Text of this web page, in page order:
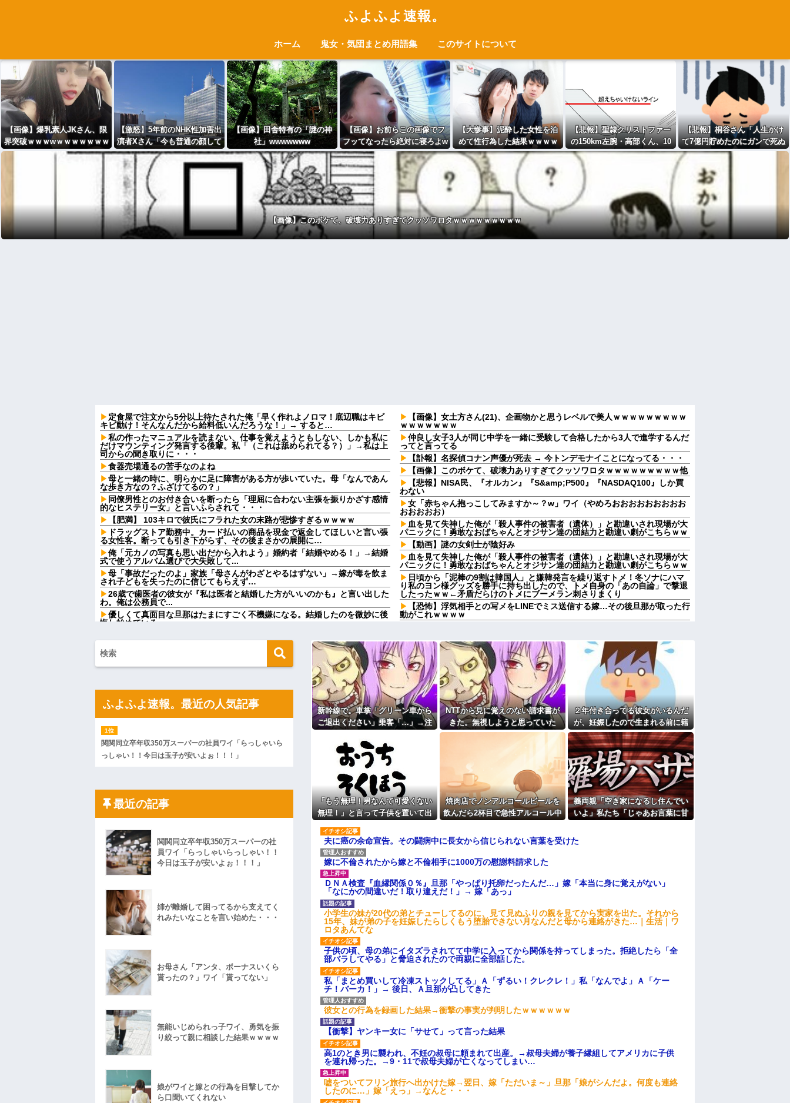
ふよふよ速報。
ホーム 鬼女・気団まとめ用語集 このサイトについて
【画像】爆乳素人JKさん、限
界突破ｗｗｗwｗｗｗｗｗｗｗ
ｗ
【激怒】5年前のNHK性加害出
演者Xさん「今も普通の顔して
芸能活動して
る」・・・・・・・・・
【画像】田舎特有の「謎の神
社」wwwwwww
【画像】お前らこの画像でフ
フッてなったら絶対に寝ろよw
wwwww
【大惨事】泥酔した女性を泊
めて性行為した結果ｗｗｗｗ
ｗｗｗｗｗｗｗｗｗｗｗｗｗ
ｗｗｗ
【悲報】聖隷クリストファー
の150km左腕・高部くん、10
奪三振自責点0で負けるｗｗｗ
【悲報】桐谷さん「人生かけ
て7億円貯めたのにガンで死ぬ
かも。もっと素直に遊べばよ
【画像】このボケて、破壊力ありすぎてクッソワロタｗｗｗｗｗｗｗｗｗ
定食屋で注文から5分以上待たされた俺「早く作れよノロマ！底辺職はキビ
キビ動け！そんなんだから給料低いんだろうな！」→ すると…
私の作ったマニュアルを読まない、仕事を覚えようともしない、しかも私に
だけマウンティング発言する後輩。私「（これは舐められてる？）」→私は上
司からの聞き取りに・・・
食器売場通るの苦手なのよね
母と一緒の時に、明らかに足に障害がある方が歩いていた。母「なんであん
な歩き方なの？ふざけてるの？」
同僚男性とのお付き合いを断ったら「理屈に合わない主張を振りかざす感情
的なヒステリー女」と言いふらされて・・・
【肥満】 103キロで彼氏にフラれた女の末路が悲惨すぎるｗｗｗｗ
ドラッグストア勤務中。カード払いの商品を現金で返金してほしいと言い張
る女性客。断っても引き下がらず、その後まさかの展開に…
俺「元カノの写真も思い出だから入れよう」婚約者「結婚やめる！」→結婚
式で使うアルバム選びで大失敗して...
母「事故だったのよ」家族「母さんがわざとやるはずない」→嫁が毒を飲ま
され子どもを失ったのに信じてもらえず…
26歳で歯医者の彼女が『私は医者と結婚した方がいいのかも』と言い出した
わ。俺は公務員で...
優しくて真面目な旦那はたまにすごく不機嫌になる。結婚したのを微妙に後
悔し始めている
→引っ越した途端、予想外の出来事が待っていて…
【画像】アイドルのオフ会の光景、レベチw w w w w w w w w w w
【画像】宇垣美里「学生時代は全然モテなかったです」←これほんまかぁ？
【速報】ワイ、嫁とのセッ■スが終了したけど質問ある？
【緊急】お笑いジャングルポケット斉藤慎二被告に懲役7年の求刑←これ…
【速報】れいわ新選組さん「いのちの党」に改名ｗｗｗｗｗｗｗｗ
新幹線で。車掌「グリーン車からご退出ください」乗客「…」→注意されて
も動かない乗客を見ていたら、その直後まさかの展開に…
ハードオフに売っていた4万4000円のフィギュアがヤバすぎるｗｗｗｗｗｗ
「こんな高いの？ｗｗ」「逆に超安い」
私「ちょっと、人の家の金庫触らないでよ！」キチママ『そこに金庫があっ
たから、開けてみようとしただけ☆』義兄「泥は出てけ！二度と来るな！」結
私「初めて飲む味だけどなんのお茶？」彼「ちっ！」私「」
【GIF】JSのカンチョーワロタ
後続車にクラクションを鳴らされ彼氏が逆切れ。「何クラクション鳴らして
んだ！降りてこいよ！」と怒鳴りだし...
【衝撃】報酬100万円超の治験募集がこちらｗｗｗｗｗ(※画像あり)
【ネット騒然】惨殺されたタワマン頂き女子のこの動画、すげえええええｗ
ｗｗｗｗｗｗｗｗｗｗ
【愕然】白のクラウン俺氏、高速道路左車線を制限速度で走った結果
百年の恋12-899 食べた量を張り合ってくる
【悲報】佐藤輝明・・・２軍でも盛大にやらかす←あまり悲しませないでく
れ
【画像】女土方さん(21)、企画物かと思うレベルで美人ｗｗｗｗｗｗｗｗｗ
ｗｗｗｗｗｗｗ
仲良し女子3人が同じ中学を一緒に受験して合格したから3人で進学するんだ
ってと言ってる
【訃報】名探偵コナン声優が死去 → 今トンデモナイことになってる・・・
【画像】このボケて、破壊力ありすぎてクッソワロタｗｗｗｗｗｗｗｗｗ他
【悲報】NISA民、『オルカン』『S&amp;P500』『NASDAQ100』しか買
わない
女「赤ちゃん抱っこしてみますか～？w」ワイ（やめろおおおおおおおおお
おおおおお）
血を見て失神した俺が「殺人事件の被害者（遺体）」と勘違いされ現場が大
パニックに！勇敢なおばちゃんとオジサン達の団結力と勘違い劇がこちらｗｗ
【動画】謎の女剣士が陰好み
血を見て失神した俺が「殺人事件の被害者（遺体）」と勘違いされ現場が大
パニックに！勇敢なおばちゃんとオジサン達の団結力と勘違い劇がこちらｗｗ
日頃から「泥棒の9割は韓国人」と嫌韓発言を繰り返すトメ！冬ソナにハマ
り私のヨン様グッズを勝手に持ち出したので、トメ自身の「あの自論」で撃退
したったｗｗ←矛盾だらけのトメにブーメラン刺さりまくり
【恐怖】浮気相手との写メをLINEでミス送信する嫁…その後旦那が取った行
動がこれｗｗｗｗ
石材店事務の面接行ってきたが、募集内容と仕事内容が全然違った。接客と
清掃、草取りとかが仕事ｗ
【画像】このボケて、破壊力ありすぎてクッソワロタｗｗｗｗｗｗｗｗｗ
コトメの結婚式で、知らない間にお祝いの歌を弾き語りする事になってた
旦那の同僚女が旦那の元カノ。なのにしょっちゅうペアで仕事してて遅くま
で残業したり二人で出張に行ったり。なんで「今度の出張は一人で行く」って
嘘つくのかな
休んだ翌日、先輩パートに申し送りあるかと確認したらいきなりキレられ
た。このパートの性格悪くないか？
【速報】専門家「イオンモール熊本の爆心地に”こんなもの”があったんだけ
24歳の嫁に性的な魅力を感じなくなったので離婚したい件
主な税金の成り立ちを調べてみたよ
新幹線で。車掌「グリーン車から
ご退出ください」乗客「…」→注
たら、その直後まさかの展開に…
NTTから見に覚えのない請求書が
きた。無視しようと思っていた
ら、とんでもない事実が判明し
２年付き合ってる彼女がいるんだ
が、妊娠したので生まれる前に籍
を入れたいと言われた。俺は種が
ほぼ無いはずなのに...
「もう無理！男なんて可愛くない
無理！」と言って子供を置いて出
焼肉店でノンアルコールビールを
飲んだら2杯目で急性アルコール中
を巻き込む騒ぎに…
義両親「空き家になるし住んでい
いよ」私たち「じゃあお言葉に甘
夫に癌の余命宣告。その闘病中に長女から信じられない言葉を受けた
嫁に不倫されたから嫁と不倫相手に1000万の慰謝料請求した
ＤＮＡ検査『血縁関係０％』旦那「やっぱり托卵だったんだ…」嫁「本当に身に覚えがない」
「なにかの間違いだ！取り違えだ！」→ 嫁「あっ」
小学生の妹が20代の弟とチューしてるのに、見て見ぬふりの親を見てから実家を出た。それから
15年、妹が弟の子を妊娠したらしくもう堕胎できない月なんだと母から連絡がきた…｜生活｜ワ
ロタあんてな
子供の頃、母の弟にイタズラされてて中学に入ってから関係を持ってしまった。拒絶したら「全
部バラしてやる」と脅迫されたので両親に全部話した。
私「まとめ買いして冷凍ストックしてる」Ａ「ずるい！クレクレ！」私「なんでよ」Ａ「ケー
チ！バーカ！」→ 後日、Ａ旦那が凸してきた
彼女との行為を録画した結果→衝撃の事実が判明したｗｗｗｗｗｗ
【衝撃】ヤンキー女に「サせて」って言った結果
高1のとき男に襲われ、不妊の叔母に頼まれて出産。→叔母夫婦が養子縁組してアメリカに子供
を連れ帰った。→9・11で叔母夫婦が亡くなってしまい…
嘘をついてフリン旅行へ出かけた嫁→翌日、嫁「ただいま～」旦那「娘がシんだよ。何度も連絡
したのに…」嫁「えっ」→なんと・・・
ふよふよ速報。最近の人気記事
関関同立卒年収350万スーパーの社員ワイ「らっしゃいら
っしゃい！！今日は玉子が安いよぉ！！！」
最近の記事
関関同立卒年収350万スーパーの社
員ワイ「らっしゃいらっしゃい！！
今日は玉子が安いよぉ！！！」
姉が離婚して困ってるから支えてく
れみたいなことを言い始めた・・・
お母さん「アンタ、ボーナスいくら
貰ったの？」ワイ「貰ってない」
無能いじめられっ子ワイ、勇気を振
り絞って親に相談した結果ｗｗｗｗ
娘がワイと嫁との行為を目撃してか
ら口聞いてくれない